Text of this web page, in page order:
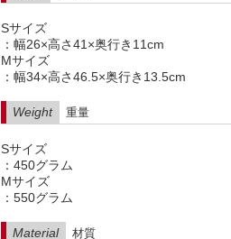
Sサイズ
：幅26×高さ41×奥行き11cm
Mサイズ
：幅34×高さ46.5×奥行き13.5cm
Weight 重量
Sサイズ
：450グラム
Mサイズ
：550グラム
Material 材質